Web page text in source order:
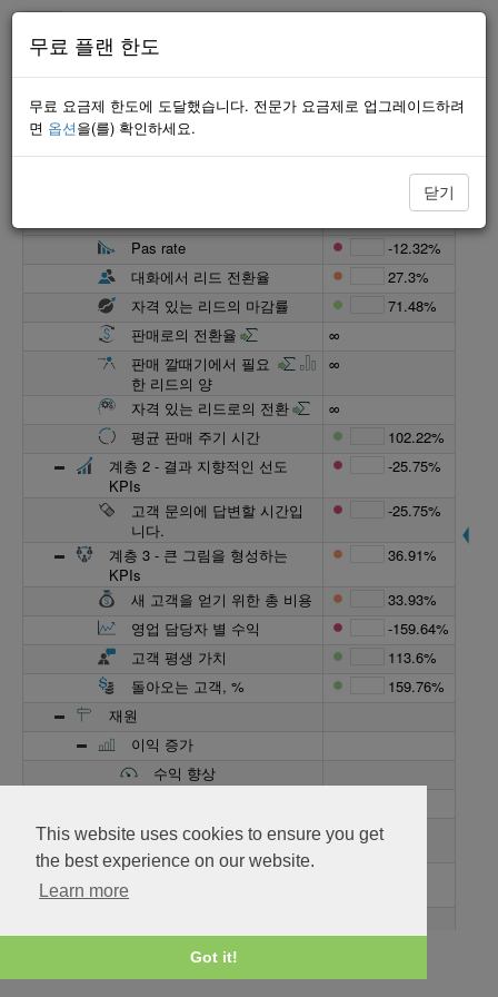
This website uses cookies to ensure you get
the best experience on our website.
Learn more
Got it!
최소한의
이름
프로그레스
42.74%
25%
Pas rate
-12.32%
대화에서 리드 전환율
27.3%
자격 있는 리드의 마감률
71.48%
판매로의 전환율
∞
판매 깔때기에서 필요
한 리드의 양
∞
자격 있는 리드로의 전환
∞
평균 판매 주기 시간
102.22%
계층 2 - 결과 지향적인 선도
KPIs
-25.75%
고객 문의에 답변할 시간입
니다.
-25.75%
계층 3 - 큰 그림을 형성하는
KPIs
36.91%
새 고객을 얻기 위한 총 비용
33.93%
영업 담당자 별 수익
-159.64%
고객 평생 가치
113.6%
돌아오는 고객, %
159.76%
재원
이익 증가
수익 향상
판매 과정의 높은 품
판매 과정의 높은 품질을 보
무료 플랜 한도
무료 요금제 한도에 도달했습니다. 전문가 요금제로 업그레이드하려
면 옵션을(를) 확인하세요.
닫기